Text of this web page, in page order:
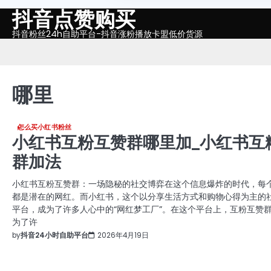
Skip抖音点赞购买
抖音粉丝24h自助平台-抖音涨粉播放卡盟低价货源
哪里
怎么买小红书粉丝
小红书互粉互赞群哪里加_小红书互
群加法
小红书互粉互赞群：一场隐秘的社交博弈在这个信息爆炸的时代，每
都是潜在的网红。而小红书，这个以分享生活方式和购物心得为主的
平台，成为了许多人心中的“网红梦工厂”。在这个平台上，互粉互赞
为了许
by抖音24小时自助平台 2026年4月19日